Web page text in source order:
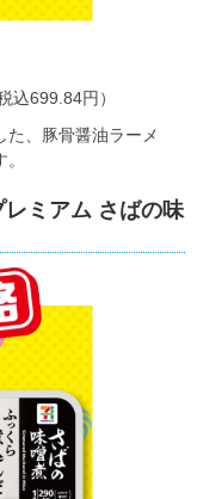
込699.84円）
た、豚骨醤油ラーメ
ミアム さばの味